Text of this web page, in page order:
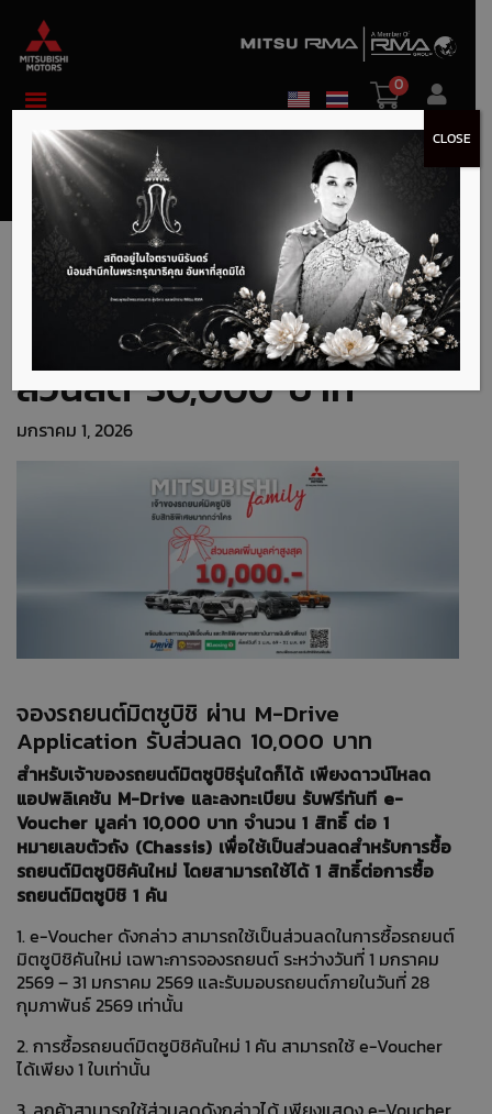
0
จองรถยนต์มิตซูบิชิ ผ่าน
M-Drive Application รับ
ส่วนลด 30,000 บาท
มกราคม 1, 2026
จองรถยนต์มิตซูบิชิ ผ่าน M-Drive
Application รับส่วนลด 10,000 บาท
สำหรับเจ้าของรถยนต์มิตซูบิชิรุ่นใดก็ได้ เพียงดาวน์โหลด
แอปพลิเคชัน M-Drive และลงทะเบียน รับฟรีทันที e-
Voucher มูลค่า 10,000 บาท จำนวน 1 สิทธิ์ ต่อ 1
หมายเลขตัวถัง (Chassis) เพื่อใช้เป็นส่วนลดสำหรับการซื้อ
รถยนต์มิตซูบิชิคันใหม่ โดยสามารถใช้ได้ 1 สิทธิ์ต่อการซื้อ
รถยนต์มิตซูบิชิ 1 คัน
1. e-Voucher ดังกล่าว สามารถใช้เป็นส่วนลดในการซื้อรถยนต์
มิตซูบิชิคันใหม่ เฉพาะการจองรถยนต์ ระหว่างวันที่ 1 มกราคม
2569 – 31 มกราคม 2569 และรับมอบรถยนต์ภายในวันที่ 28
กุมภาพันธ์ 2569 เท่านั้น
2. การซื้อรถยนต์มิตซูบิชิคันใหม่ 1 คัน สามารถใช้ e-Voucher
ได้เพียง 1 ใบเท่านั้น
3. ลูกค้าสามารถใช้ส่วนลดดังกล่าวได้ เพียงแสดง e-Voucher
CLOSE